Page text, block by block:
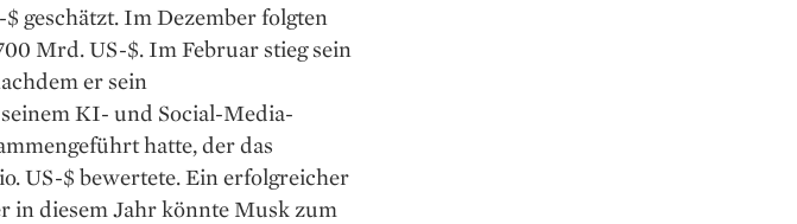
geschätzt. Im Dezember folgten
Mrd. US-$. Im Februar stieg sein
er sein
KI- und Social-Media-
hatte, der das
US-$ bewertete. Ein erfolgreicher
in diesem Jahr könnte Musk zum